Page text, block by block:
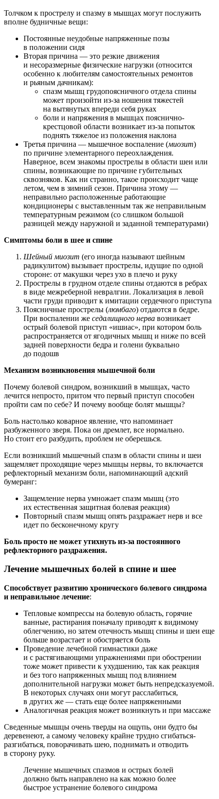
Толчком к прострелу и спазму в мышцах могут послужить
вполне будничные вещи:
Постоянные неудобные напряженные позы
в положении сидя
Вторая причина — это резкие движения
и несоразмерные физические нагрузки (относится
особенно к любителям самостоятельных ремонтов
и рьяным дачникам):
спазм мышц грудопоясничного отдела спины
может произойти из-за ношения тяжестей
на вытянутых впереди себя руках
боли и напряжения в мышцах пояснично-
крестцовой области возникает из-за попыток
поднять тяжелое из положения наклона
Третья причина — мышечное воспаление (миозит)
по причине элементарного переохлаждения.
Наверное, всем знакомы прострелы в области шеи или
спины, возникающие по причине губительных
сквозняков. Как ни странно, такое происходит чаще
летом, чем в зимний сезон. Причина этому —
неправильно расположенные работающие
кондиционеры с выставленным так же неправильным
температурным режимом (со слишком большой
разницей между наружной и заданной температурами)
Симптомы боли в шее и спине
Шейный миозит (его иногда называют шейным
радикулитом) вызывает прострелы, идущие по одной
стороне: от макушки через ухо в плечо и руку
Прострелы в грудном отделе спины отдаются в ребрах
в виде межреберной невралгии. Локализация в левой
части груди приводит к имитации сердечного приступа
Поясничные прострелы (люмбаго) отдаются в бедре.
При воспалении же седалищного нерва возникает
острый болевой приступ «ишиас», при котором боль
распространяется от ягодичных мышц и ниже по всей
задней поверхности бедра и голени буквально
до подошв
Механизм возникновения мышечной боли
Почему болевой синдром, возникший в мышцах, часто
лечится непросто, притом что первый приступ способен
пройти сам по себе? И почему вообще болят мышцы?
Боль настолько коварное явление, что напоминает
разбуженного зверя. Пока он дремлет, все нормально.
Но стоит его разбудить, проблем не оберешься.
Если возникший мышечный спазм в области спины и шеи
защемляет проходящие через мышцы нервы, то включается
рефлекторный механизм боли, напоминающий адский
бумеранг:
Защемление нерва умножает спазм мышц (это
их естественная защитная болевая реакция)
Повторный спазм мышц опять раздражает нерв и все
идет по бесконечному кругу
Боль просто не может утихнуть из-за постоянного
рефлекторного раздражения.
Лечение мышечных болей в спине и шее
Способствует развитию хронического болевого синдрома
и неправильное лечение:
Тепловые компрессы на болевую область, горячие
ванные, растирания поначалу приводят к видимому
облегчению, но затем отечность мышц спины и шеи еще
больше возрастает и обостряется боль
Проведение лечебной гимнастики даже
и с растягивающими упражнениями при обострении
тоже может привести к ухудшению, так как реакция
и без того напряженных мышц под влиянием
дополнительной нагрузки может быть непредсказуемой.
В некоторых случаях они могут расслабиться,
в других же — стать еще более напряженными
Аналогичная реакция может возникнуть и при массаже
Сведенные мышцы очень тверды на ощупь, они будто бы
деревенеют, а самому человеку крайне трудно сгибаться-
разгибаться, поворачивать шею, поднимать и отводить
в сторону руку.
Лечение мышечных спазмов и острых болей
должно быть направлено на как можно более
быстрое устранение болевого синдрома